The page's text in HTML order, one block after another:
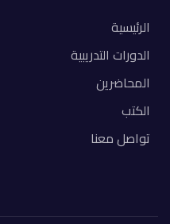
الرئيسية
الدورات التدريبية
المحاضرين
الكتب
تواصل معنا